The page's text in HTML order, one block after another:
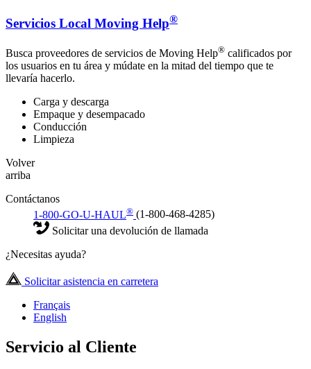
Servicios Local Moving Help®
Busca proveedores de servicios de Moving Help® calificados por
los usuarios en tu área y múdate en la mitad del tiempo que te
llevaría hacerlo.
Carga y descarga
Empaque y desempacado
Conducción
Limpieza
Volver
arriba
Contáctanos
1-800-GO-U-HAUL® (1-800-468-4285)
Solicitar una devolución de llamada
¿Necesitas ayuda?
Solicitar asistencia en carretera
Français
English
Servicio al Cliente